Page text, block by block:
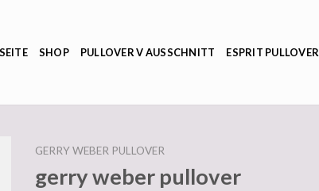
SHOP PULLOVER V AUSSCHNITT ESPRIT PULLOVER
GERRY WEBER PULLOVER
gerry weber pullover